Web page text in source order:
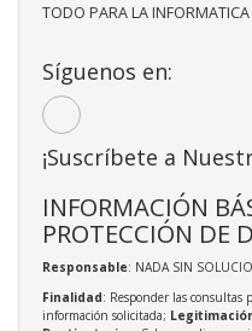
TODO PARA LA INFORMATICA
Síguenos en:
¡Suscríbete a
INFORMACIÓN
PROTECCIÓN DE
Responsable: NADA SIN
Finalidad: Responder las consultas
información solicitada;